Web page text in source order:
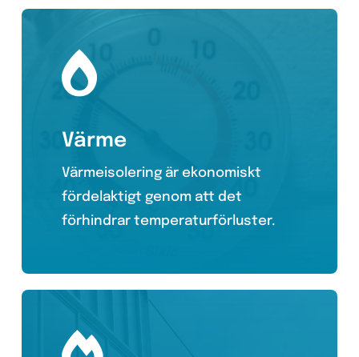
Värme
Värmeisolering är ekonomiskt
fördelaktigt genom att det
förhindrar temperaturförluster.